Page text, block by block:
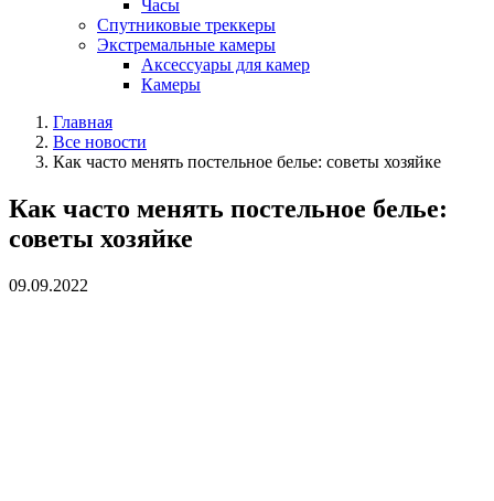
Часы
Спутниковые треккеры
Экстремальные камеры
Аксессуары для камер
Камеры
Главная
Все новости
Как часто менять постельное белье: советы хозяйке
Как часто менять постельное белье:
советы хозяйке
09.09.2022